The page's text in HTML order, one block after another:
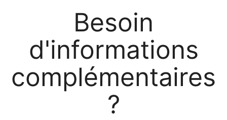
Besoin
d'informations
complémentaires
?